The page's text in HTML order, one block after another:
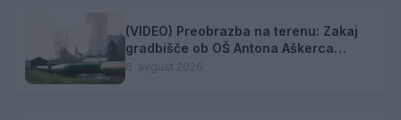
(VIDEO) Preobrazba na terenu: Zakaj
gradbišče ob OŠ Antona Aškerca
pomeni naložbo v prihodnost?
6. avgust 2026